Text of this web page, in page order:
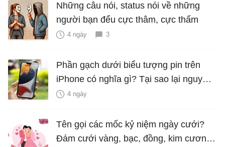
Những câu nói, status nói về những
người bạn đểu cực thâm, cực thấm
4 ngày 3
Phần gạch dưới biểu tượng pin trên
iPhone có nghĩa gì? Tại sao lại nguy
hiểm?
4 ngày
Tên gọi các mốc kỷ niệm ngày cưới?
Đám cưới vàng, bạc, đồng, kim cương